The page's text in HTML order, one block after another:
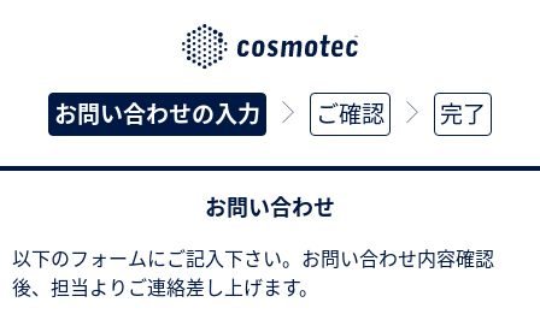
お問い合わせの入力 ご確認 完了
お問い合わせ
以下のフォームにご記入下さい。お問い合わせ内容確認
後、担当よりご連絡差し上げます。